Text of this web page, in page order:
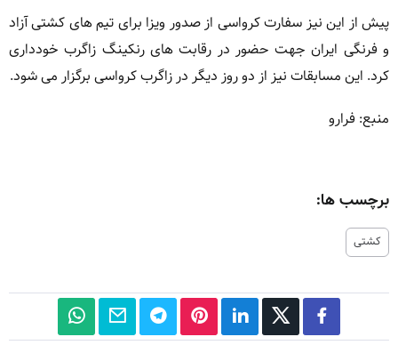
پیش از این نیز سفارت کرواسی از صدور ویزا برای تیم های کشتی آزاد
و فرنگی ایران جهت حضور در رقابت های رنکینگ زاگرب خودداری
کرد. این مسابقات نیز از دو روز دیگر در زاگرب کرواسی برگزار می شود.
منبع: فرارو
برچسب ها:
کشتی